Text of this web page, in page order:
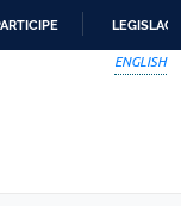
ENGLISH